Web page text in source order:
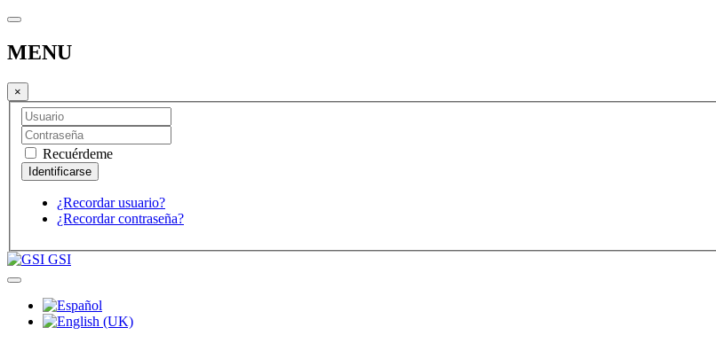
MENU
×
Recuérdeme
¿Recordar usuario?
¿Recordar contraseña?
GSI